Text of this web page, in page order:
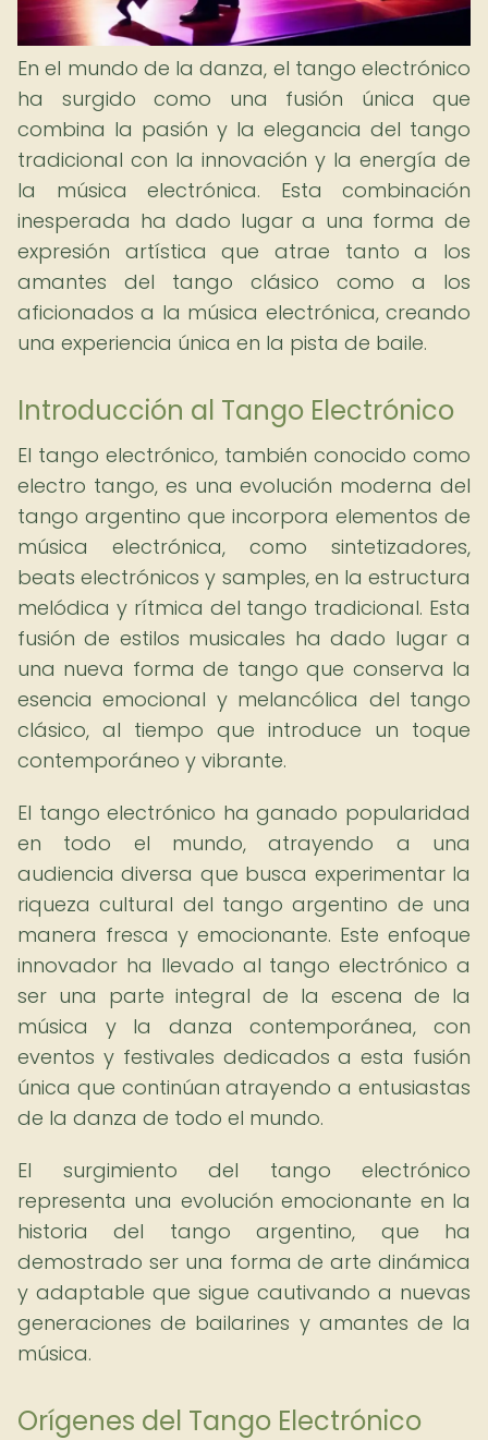
En el mundo de la danza, el tango electrónico
ha surgido como una fusión única que
combina la pasión y la elegancia del tango
tradicional con la innovación y la energía de
la música electrónica. Esta combinación
inesperada ha dado lugar a una forma de
expresión artística que atrae tanto a los
amantes del tango clásico como a los
aficionados a la música electrónica, creando
una experiencia única en la pista de baile.
Introducción al Tango Electrónico
El tango electrónico, también conocido como
electro tango, es una evolución moderna del
tango argentino que incorpora elementos de
música electrónica, como sintetizadores,
beats electrónicos y samples, en la estructura
melódica y rítmica del tango tradicional. Esta
fusión de estilos musicales ha dado lugar a
una nueva forma de tango que conserva la
esencia emocional y melancólica del tango
clásico, al tiempo que introduce un toque
contemporáneo y vibrante.
El tango electrónico ha ganado popularidad
en todo el mundo, atrayendo a una
audiencia diversa que busca experimentar la
riqueza cultural del tango argentino de una
manera fresca y emocionante. Este enfoque
innovador ha llevado al tango electrónico a
ser una parte integral de la escena de la
música y la danza contemporánea, con
eventos y festivales dedicados a esta fusión
única que continúan atrayendo a entusiastas
de la danza de todo el mundo.
El surgimiento del tango electrónico
representa una evolución emocionante en la
historia del tango argentino, que ha
demostrado ser una forma de arte dinámica
y adaptable que sigue cautivando a nuevas
generaciones de bailarines y amantes de la
música.
Orígenes del Tango Electrónico